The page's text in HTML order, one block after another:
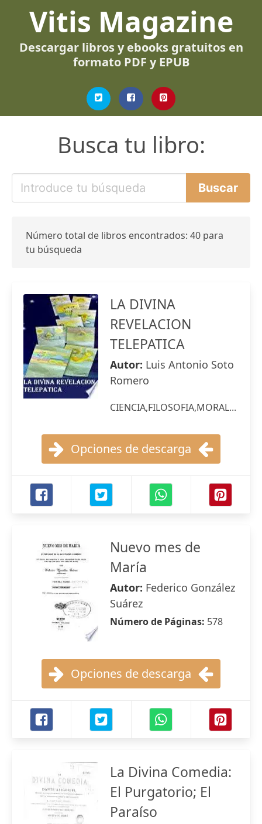
Vitis Magazine
Descargar libros y ebooks gratuitos en
formato PDF y EPUB
Busca tu libro:
Número total de libros encontrados: 40 para
tu búsqueda
LA DIVINA
REVELACION
TELEPATICA
Autor: Luis Antonio Soto
Romero
CIENCIA,FILOSOFIA,MORAL...
Opciones de descarga
Nuevo mes de
María
Autor: Federico González
Suárez
Número de Páginas: 578
Opciones de descarga
La Divina Comedia:
El Purgatorio; El
Paraíso